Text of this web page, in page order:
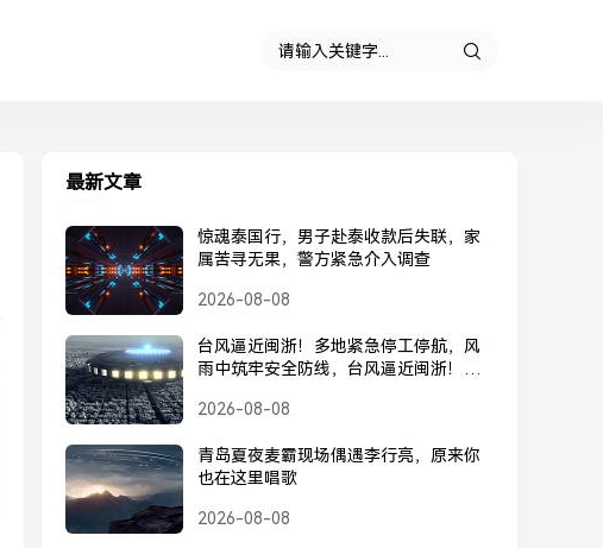
最新文章
惊魂泰国行，男子赴泰收款后失联，家
属苦寻无果，警方紧急介入调查
2026-08-08
台风逼近闽浙！多地紧急停工停航，风
雨中筑牢安全防线，台风逼近闽浙！多
2026-08-08
青岛夏夜麦霸现场偶遇李行亮，原来你
也在这里唱歌
2026-08-08